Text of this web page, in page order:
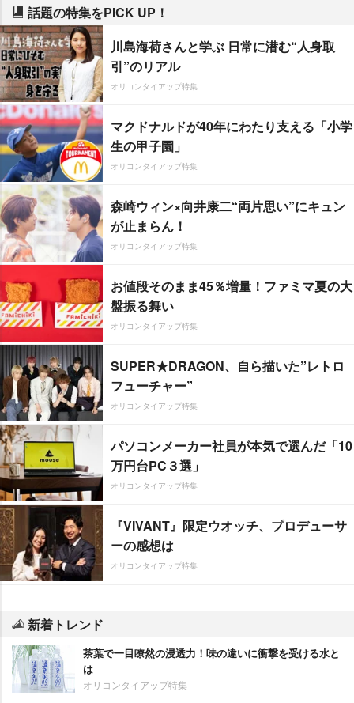
話題の特集をPICK UP！
川島海荷さんと学ぶ 日常に潜む“人身取
引”のリアル
オリコンタイアップ特集
マクドナルドが40年にわたり支える「小学
生の甲子園」
オリコンタイアップ特集
森崎ウィン×向井康二“両片思い”にキュン
が止まらん！
オリコンタイアップ特集
お値段そのまま45％増量！ファミマ夏の大
盤振る舞い
オリコンタイアップ特集
SUPER★DRAGON、自ら描いた”レトロ
フューチャー”
オリコンタイアップ特集
パソコンメーカー社員が本気で選んだ「10
万円台PC３選」
オリコンタイアップ特集
『VIVANT』限定ウオッチ、プロデューサ
ーの感想は
オリコンタイアップ特集
新着トレンド
茶葉で一目瞭然の浸透力！味の違いに衝撃を受ける水と
は
オリコンタイアップ特集